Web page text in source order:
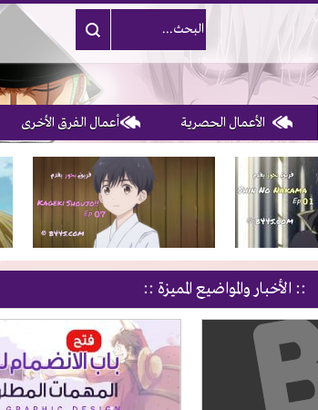
الأعمال الحصرية أعمال الفرق الأخرى
1, 2, 3 & 4of 10
:: الأخبار والمواضيع المميزة ::